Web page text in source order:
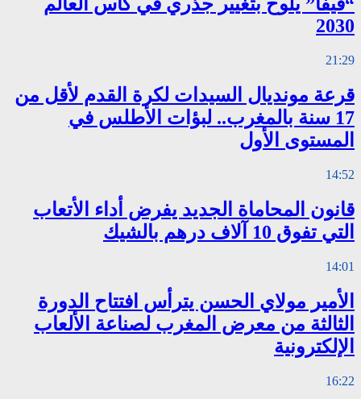
“فيفا” يلوح بتغيير جذري في كأس العالم
2030
21:29
قرعة مونديال السيدات لكرة القدم لأقل من
17 سنة بالمغرب.. لبؤات الأطلس في
المستوى الأول
14:52
قانون المحاماة الجديد يفرض أداء الأتعاب
التي تفوق 10 آلاف درهم بالشيك
14:01
الأمير مولاي الحسن يترأس افتتاح الدورة
الثالثة من معرض المغرب لصناعة الألعاب
الإلكترونية
16:22